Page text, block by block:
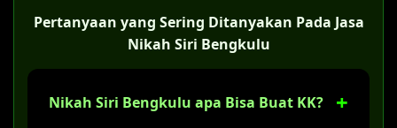
Pertanyaan yang Sering Ditanyakan Pada Jasa
Nikah Siri Bengkulu
Nikah Siri Bengkulu apa Bisa Buat KK?